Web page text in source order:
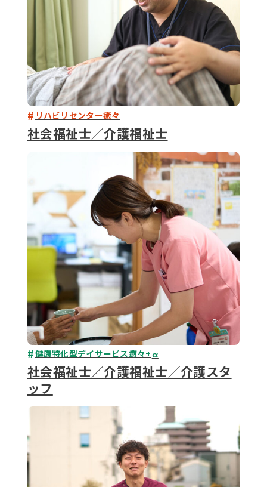
リハビリセンター癒々
社会福祉士／介護福祉士
健康特化型デイサービス癒々+α
社会福祉士／介護福祉士／介護スタ
ッフ